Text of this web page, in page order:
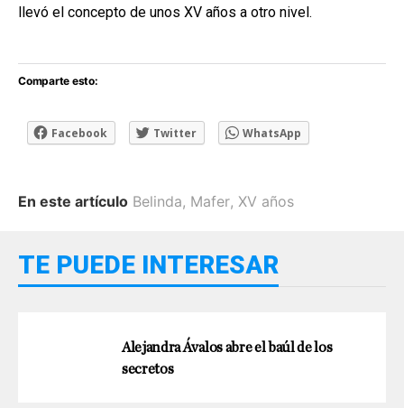
llevó el concepto de unos XV años a otro nivel.
Comparte esto:
Facebook Twitter WhatsApp
En este artículo Belinda, Mafer, XV años
TE PUEDE INTERESAR
Alejandra Ávalos abre el baúl de los
secretos